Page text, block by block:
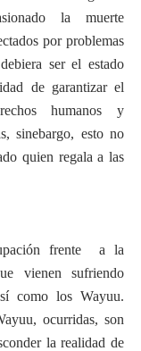
la muerte
por problemas
ser el estado
de garantizar el
humanos y
sinebargo, esto no
quien regala a las
frente a la
vienen sufriendo
como los Wayuu.
ocurridas, son
la realidad de